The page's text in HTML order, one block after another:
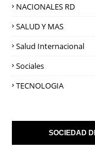
NACIONALES RD
SALUD Y MAS
Salud Internacional
Sociales
TECNOLOGIA
SOCIEDAD